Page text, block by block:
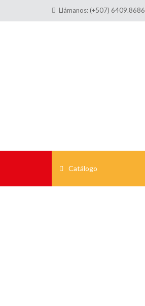
Llámanos: (+507) 6409.8686
Catálogo